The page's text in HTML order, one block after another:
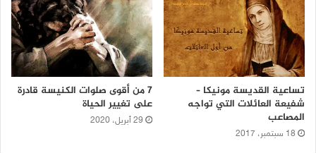
تساعية القديسة مونيكا –
شفيعة العائلات التي تواجه
المصاعب
18 سبتمبر، 2017
7 من أقوى صلوات الكنيسة قادرة
على تغيير الحياة
29 أبريل، 2020